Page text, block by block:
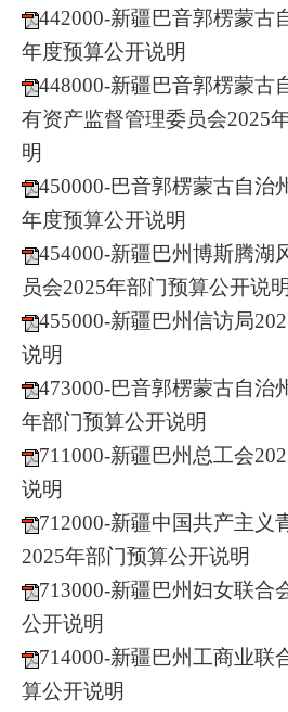
442000-新疆巴音郭楞蒙古
年度预算公开说明
448000-新疆巴音郭楞蒙古
有资产监督管理委员会2025
明
450000-巴音郭楞蒙古自治
年度预算公开说明
454000-新疆巴州博斯腾湖
员会2025年部门预算公开说明
455000-新疆巴州信访局
说明
473000-巴音郭楞蒙古自治
年部门预算公开说明
711000-新疆巴州总工会
说明
712000-新疆中国共产主义
2025年部门预算公开说明
713000-新疆巴州妇女联合
公开说明
714000-新疆巴州工商业联
算公开说明